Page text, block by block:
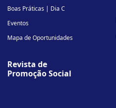
Boas Práticas | Dia C
Eventos
Mapa de Oportunidades
Revista de
Promoção Social